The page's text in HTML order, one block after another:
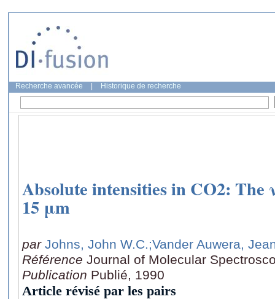
Recherche avancée Historique de recherche
Absolute intensities in CO2: The
15 μm
par Johns, John W.C.;Vander Auwera,
Référence Journal of Molecular
Publication Publié, 1990
Article révisé par les pairs